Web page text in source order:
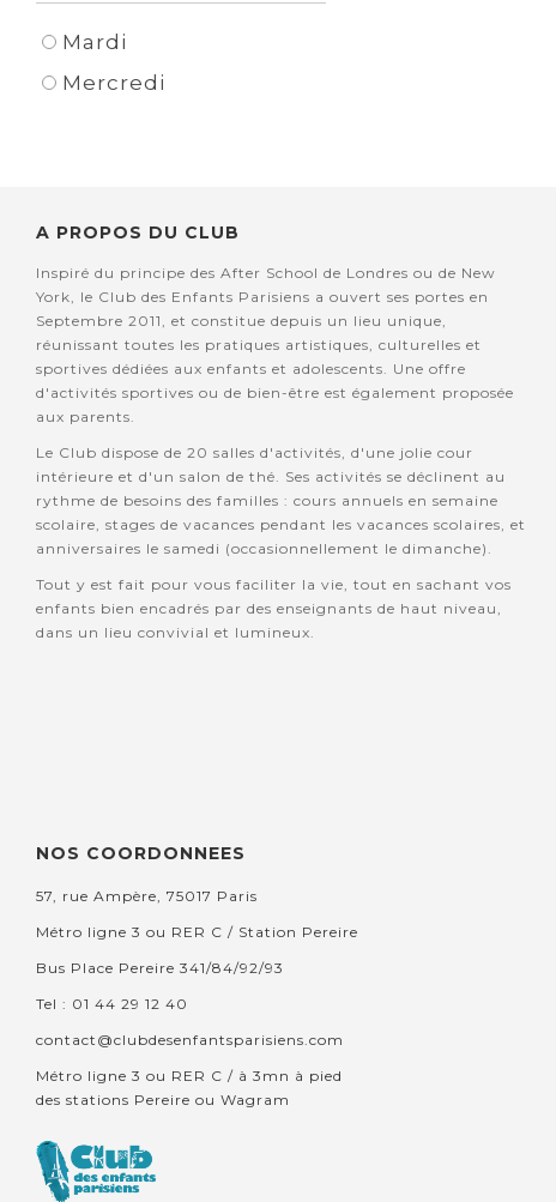
Mardi
Mercredi
A PROPOS DU CLUB
Inspiré du principe des After School de Londres ou de New
York, le Club des Enfants Parisiens a ouvert ses portes en
Septembre 2011, et constitue depuis un lieu unique,
réunissant toutes les pratiques artistiques, culturelles et
sportives dédiées aux enfants et adolescents. Une offre
d'activités sportives ou de bien-être est également proposée
aux parents.
Le Club dispose de 20 salles d'activités, d'une jolie cour
intérieure et d'un salon de thé. Ses activités se déclinent au
rythme de besoins des familles : cours annuels en semaine
scolaire, stages de vacances pendant les vacances scolaires, et
anniversaires le samedi (occasionnellement le dimanche).
Tout y est fait pour vous faciliter la vie, tout en sachant vos
enfants bien encadrés par des enseignants de haut niveau,
dans un lieu convivial et lumineux.
NOS COORDONNEES
57, rue Ampère, 75017 Paris
Métro ligne 3 ou RER C / Station Pereire
Bus Place Pereire 341/84/92/93
Tel : 01 44 29 12 40
contact@clubdesenfantsparisiens.com
Métro ligne 3 ou RER C / à 3mn à pied
des stations Pereire ou Wagram